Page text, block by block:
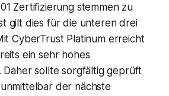
Zertifizierung stemmen zu
gilt dies für die unteren drei
CyberTrust Platinum erreicht
ein sehr hohes
Daher sollte sorgfältig geprüft
der nächste